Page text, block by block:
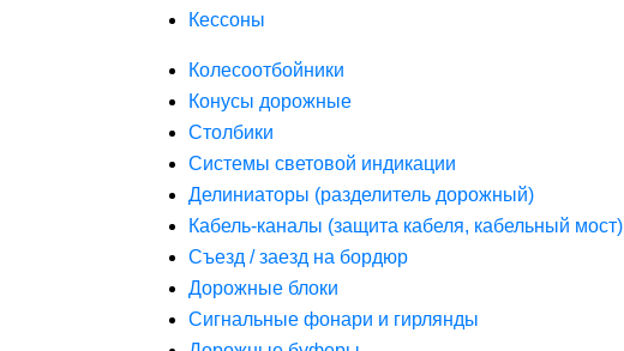
Кессоны
Колесоотбойники
Конусы дорожные
Столбики
Системы световой индикации
Делиниаторы (разделитель дорожный)
Кабель-каналы (защита кабеля, кабельный мост)
Съезд / заезд на бордюр
Дорожные блоки
Сигнальные фонари и гирлянды